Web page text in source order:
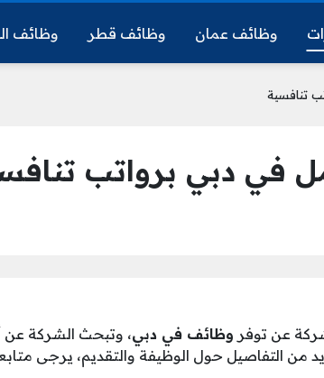
وظائف عمان وظائف قطر وظائف
تنافسية
في دبي برواتب
عن توفر وظائف في دبي، وتبحث الشركة
من التفاصيل حول الوظيفة والتقديم، يرجى